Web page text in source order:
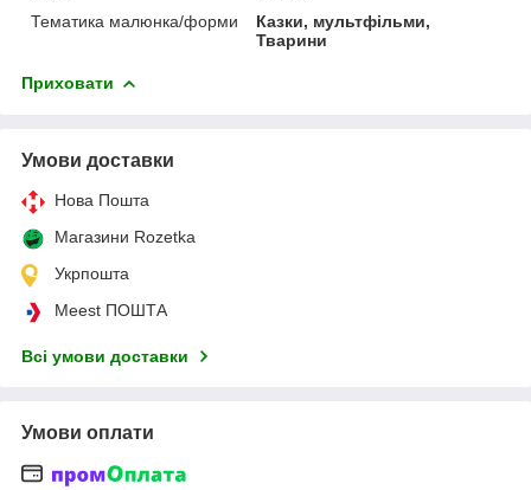
Тематика малюнка/форми
Казки, мультфільми,
Тварини
Приховати
Умови доставки
Нова Пошта
Магазини Rozetka
Укрпошта
Meest ПОШТА
Всі умови доставки
Умови оплати